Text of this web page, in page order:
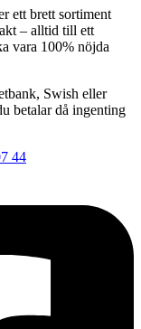
ett brett sortiment
– alltid till ett
vara 100% nöjda
Swish eller
betalar då ingenting
44